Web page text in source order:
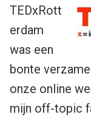
TEDxRott
erdam
was een
bonte
onze online
mijn off-topic